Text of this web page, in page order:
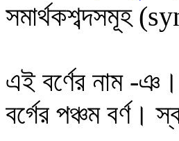
সমার্থকশব্দসমূহ
এই বর্ণের নাম -ঞ ।
বর্গের পঞ্চম বর্ণ।